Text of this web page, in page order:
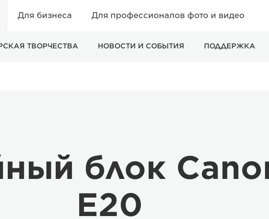
Для бизнеса Для профессионалов фото и видео
ТВОРЧЕСТВА НОВОСТИ И СОБЫТИЯ ПОДДЕРЖКА
блок
E20